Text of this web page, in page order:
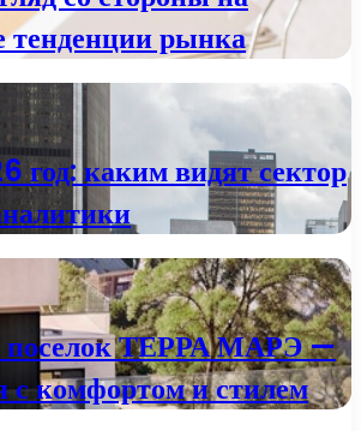
тенденции рынка
год: каким видят сектор
поселок ТЕРРА МАРЭ —
с комфортом и стилем